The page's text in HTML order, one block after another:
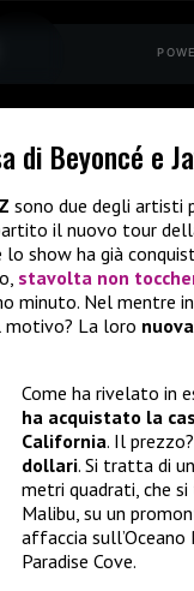
di Beyoncé e
sono due degli artisti
il nuovo tour
lo show ha già
stavolta non
minuto. Nel mentre
motivo? La loro
Come ha rivelato in
ha acquistato la
California. Il prezzo?
dollari. Si tratta di
metri quadrati, che
Malibu, su un
affaccia sull’Oceano
Paradise Cove.